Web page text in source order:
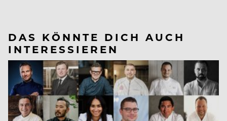
DAS KÖNNTE DICH AUCH
INTERESSIEREN